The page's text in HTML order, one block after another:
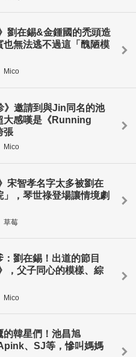
劉在錫&金鍾國的禿頭造
也無法逃不過這「醜陋模
Mico
》邀請到與Jin同名的池
大感嘆是《Running
張
Mico
宋智孝名字太多被劉在
，琴世祿登場讓情境劇
草莓
劉在錫！出道的節目
，父子同心的模樣、綜
Mico
的韓星們！池昌旭
、SJ等，慘叫媽媽